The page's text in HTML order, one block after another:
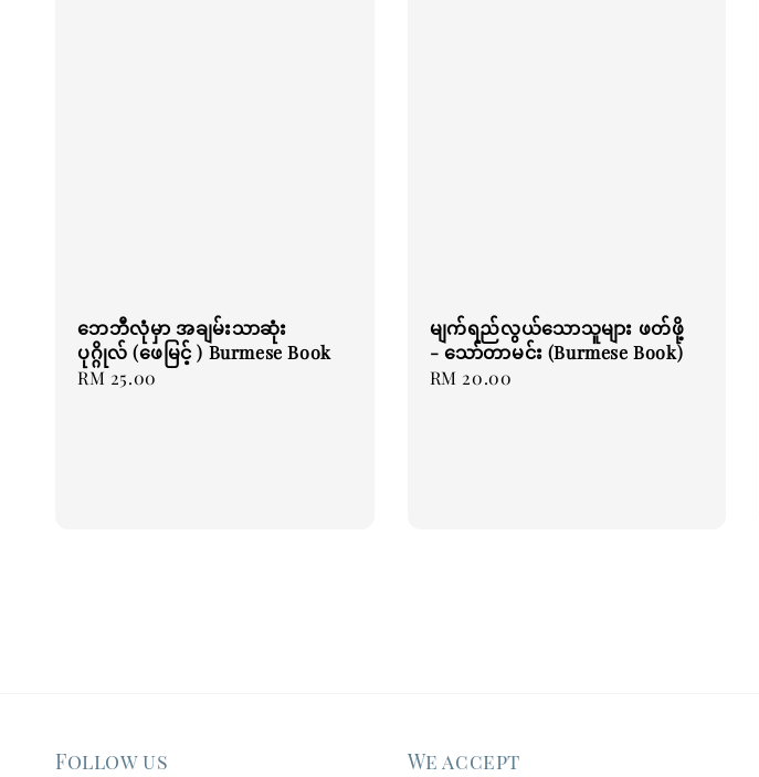
ဘေဘီလုံမှာ အချမ်းသာဆုံး
ပုဂ္ဂိုလ် (ဖေမြင့် ) Burmese Book
Regular
RM 25.00
မျက်ရည်လွယ်သောသူများ ဖတ်ဖို့
- သော်တာမင်း (Burmese Book)
Regular
RM 20.00
Follow us We accept